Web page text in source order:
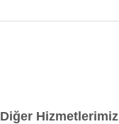
Diğer Hizmetlerimiz